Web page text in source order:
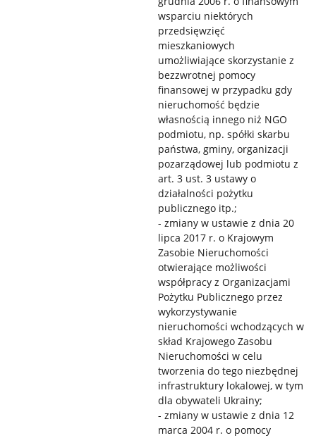
wsparciu niektórych
przedsięwzięć
mieszkaniowych
umożliwiające skorzystanie z
bezzwrotnej pomocy
finansowej w przypadku gdy
nieruchomość będzie
własnością innego niż NGO
podmiotu, np. spółki skarbu
państwa, gminy, organizacji
pozarządowej lub podmiotu z
art. 3 ust. 3 ustawy o
działalności pożytku
publicznego itp.;
- zmiany w ustawie z dnia 20
lipca 2017 r. o Krajowym
Zasobie Nieruchomości
otwierające możliwości
współpracy z Organizacjami
Pożytku Publicznego przez
wykorzystywanie
nieruchomości wchodzących w
skład Krajowego Zasobu
Nieruchomości w celu
tworzenia do tego niezbędnej
infrastruktury lokalowej, w tym
dla obywateli Ukrainy;
- zmiany w ustawie z dnia 12
marca 2004 r. o pomocy